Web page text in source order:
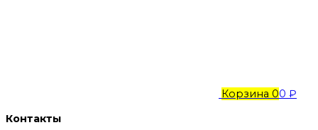
Корзина 00 ₽
Контакты